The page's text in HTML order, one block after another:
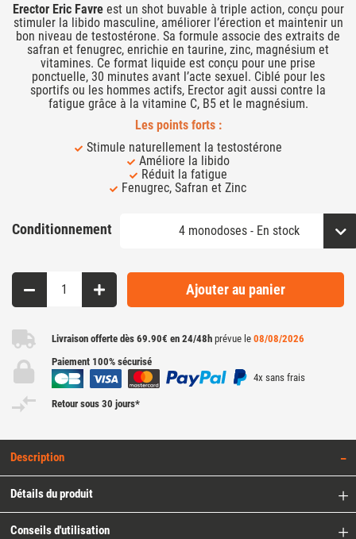
Erector Eric Favreest un shot buvable à triple action, conçu pour
stimuler la libido masculine, améliorer l’érection et maintenir un
bon niveau de testostérone. Sa formule associe des extraits de
safran et fenugrec, enrichie en taurine, zinc, magnésium et
vitamines. Ce format liquide est conçu pour une prise
ponctuelle, 30 minutes avant l’acte sexuel. Ciblé pour les
sportifs ou les hommes actifs, Erector agit aussi contre la
fatigue grâce à la vitamine C, B5 et le magnésium.
Les points forts :
Stimule naturellement la testostérone
Améliore la libido
Réduit la fatigue
Fenugrec, Safran et Zinc
Conditionnement
Ajouter au panier
Livraison offerte dès 69.90€ en 24/48h prévue le 08/08/2026
Paiement 100% sécurisé
4x sans frais
Retour sous 30 jours*
Description
Détails du produit
Conseils d'utilisation